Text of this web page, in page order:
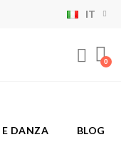
IT
DANZA BLOG